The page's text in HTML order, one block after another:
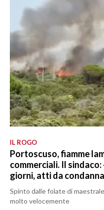
IL ROGO
Portoscuso, fiamme
commerciali. Il
giorni, atti da
Spinto dalle folate di
molto velocemente